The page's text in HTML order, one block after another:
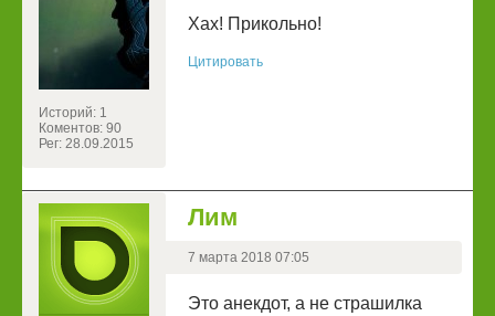
Историй: 1
Коментов: 90
Рег: 28.09.2015
Хах! Прикольно!
Цитировать
Лим
7 марта 2018 07:05
Это анекдот, а не страшилка